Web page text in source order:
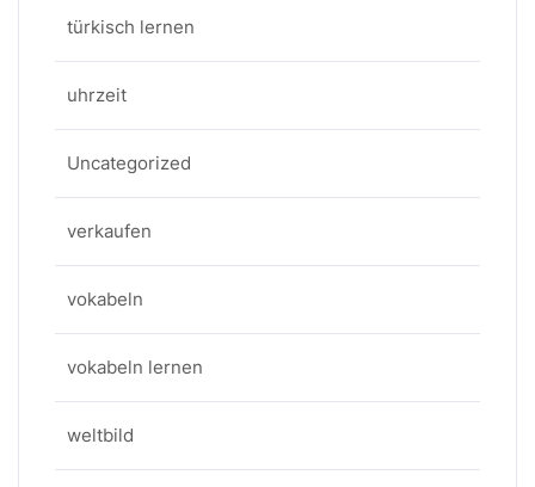
türkisch lernen
uhrzeit
Uncategorized
verkaufen
vokabeln
vokabeln lernen
weltbild